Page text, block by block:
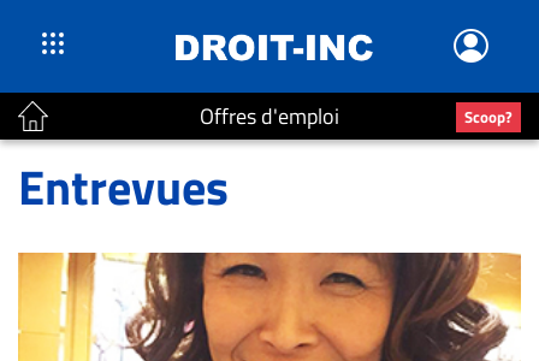
Offres d'emploi Scoop?
ACTUALITÉS
Accueil
Continu
Nominations
Bureaux
Entrevues